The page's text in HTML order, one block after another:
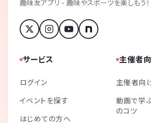
趣味友アプリ - 趣味やスポーツを楽しもう！
サービス
ログイン
イベントを探す
はじめての方へ
主催者
主催者向
動画で学
のコツ